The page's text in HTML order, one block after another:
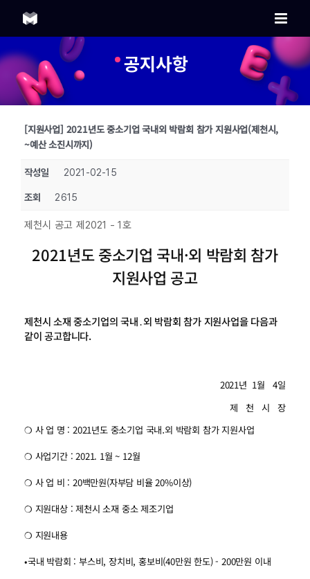
content
공지사항
[지원사업] 2021년도 중소기업 국내외 박람회 참가 지원사업(제천시,
~예산 소진시까지)
작성일 2021-02-15
조회 2615
제천시 공고 제2021 - 1호
2021년도 중소기업 국내·외 박람회 참가
지원사업 공고
제천시 소재 중소기업의 국내․외 박람회 참가 지원사업을 다음과
같이 공고합니다.
2021년 1월 4일
제 천 시 장
❍ 사 업 명 : 2021년도 중소기업 국내․외 박람회 참가 지원사업
❍ 사업기간 : 2021. 1월 ~ 12월
❍ 사 업 비 : 20백만원(자부담 비율 20%이상)
❍ 지원대상 : 제천시 소재 중소 제조기업
❍ 지원내용
•국내 박람회 : 부스비, 장치비, 홍보비(40만원 한도) - 200만원 이내